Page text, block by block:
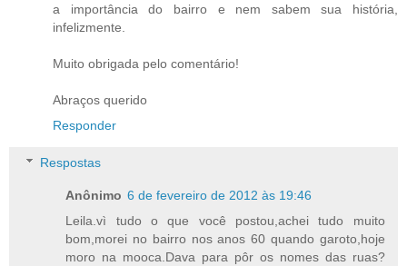
a importância do bairro e nem sabem sua história,
infelizmente.
Muito obrigada pelo comentário!
Abraços querido
Responder
Respostas
Anônimo 6 de fevereiro de 2012 às 19:46
Leila.vì tudo o que você postou,achei tudo muito
bom,morei no bairro nos anos 60 quando garoto,hoje
moro na mooca.Dava para pôr os nomes das ruas?